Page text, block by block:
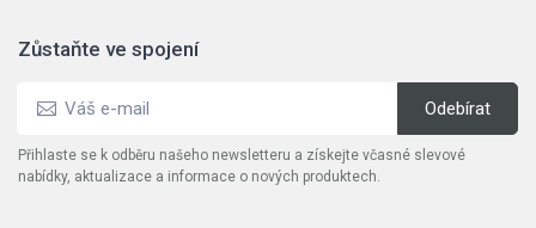
Zůstaňte ve spojení
Přihlaste se k odběru našeho newsletteru a získejte včasné slevové
nabídky, aktualizace a informace o nových produktech.